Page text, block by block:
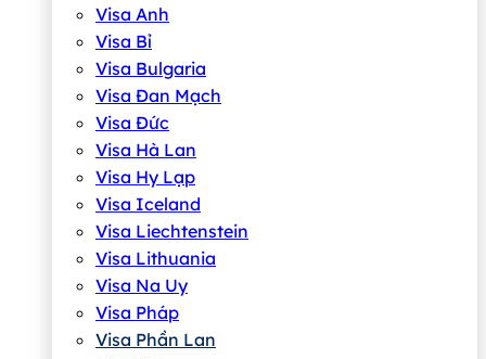
Visa Anh
Visa Bỉ
Visa Bulgaria
Visa Đan Mạch
Visa Đức
Visa Hà Lan
Visa Hy Lạp
Visa Iceland
Visa Liechtenstein
Visa Lithuania
Visa Na Uy
Visa Pháp
Visa Phần Lan